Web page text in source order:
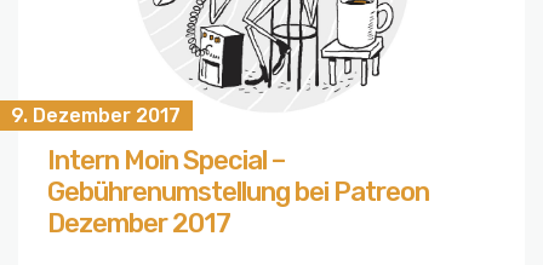
9. Dezember 2017
Intern Moin Special –
Gebührenumstellung bei Patreon
Dezember 2017